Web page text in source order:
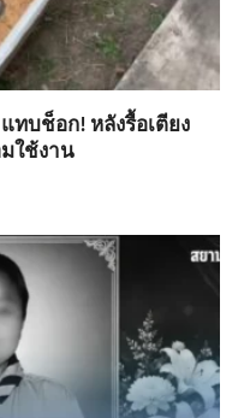
ทบช็อก! หลังรื้อเตียง
มใช้งาน